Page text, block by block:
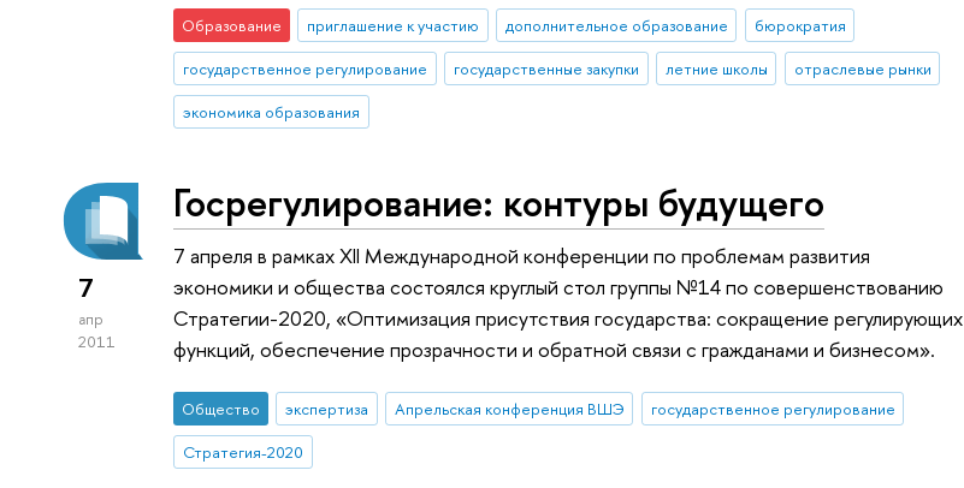
Образование приглашение к участию дополнительное образование
бюрократия
государственное регулирование
государственные закупки летние школы
отраслевые рынки
экономика образования
7
апр
2011
Госрегулирование: контуры будущего
7 апреля в рамках XII Международной конференции по проблемам развития
экономики и общества состоялся круглый стол группы №14 по совершенствованию
Стратегии-2020, «Оптимизация присутствия государства: сокращение регулирующих
функций, обеспечение прозрачности и обратной связи с гражданами и бизнесом».
Общество экспертиза Апрельская конференция ВШЭ
государственное регулирование
Стратегия-2020